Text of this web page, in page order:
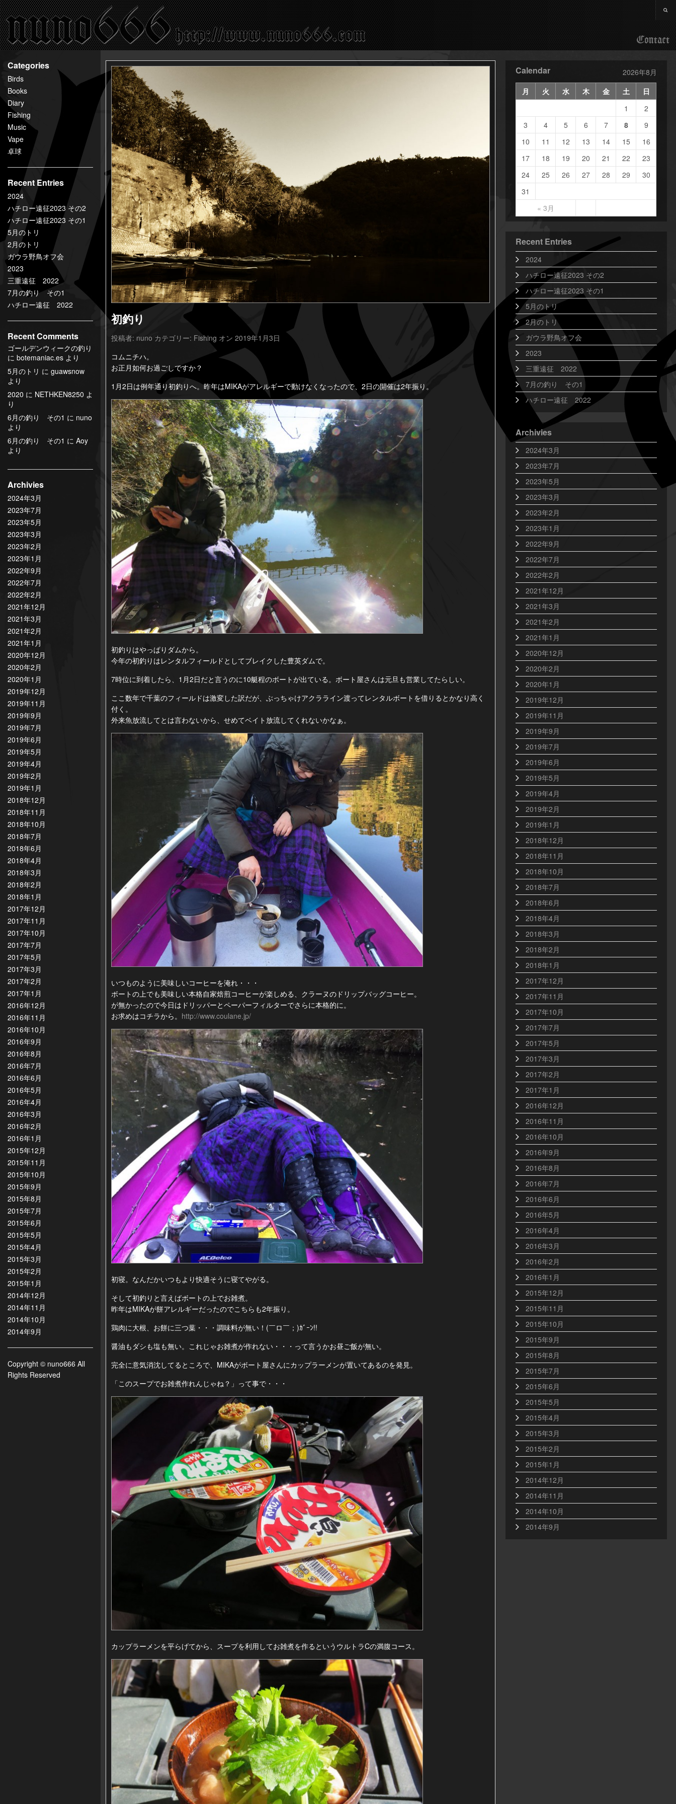
nuno666
百
鬼
夜
行
Categories
Birds
Books
Diary
Fishing
Music
Vape
卓球
Recent Entries
2024
ハチロー遠征2023 その2
ハチロー遠征2023 その1
5月のトリ
2月のトリ
ガウラ野鳥オフ会
2023
三重遠征 2022
7月の釣り その1
ハチロー遠征 2022
Recent Comments
ゴールデンウィークの釣り
に botemaniac.es より
5月のトリ に guawsnow
より
2020 に NETHKEN8250 よ
り
6月の釣り その1 に nuno
より
6月の釣り その1 に Aoy
より
Archivies
2024年3月
2023年7月
2023年5月
2023年3月
2023年2月
2023年1月
2022年9月
2022年7月
2022年2月
2021年12月
2021年3月
2021年2月
2021年1月
2020年12月
2020年2月
2020年1月
2019年12月
2019年11月
2019年9月
2019年7月
2019年6月
2019年5月
2019年4月
2019年2月
2019年1月
2018年12月
2018年11月
2018年10月
2018年7月
2018年6月
2018年4月
2018年3月
2018年2月
2018年1月
2017年12月
2017年11月
2017年10月
2017年7月
2017年5月
2017年3月
2017年2月
2017年1月
2016年12月
2016年11月
2016年10月
2016年9月
2016年8月
2016年7月
2016年6月
2016年5月
2016年4月
2016年3月
2016年2月
2016年1月
2015年12月
2015年11月
2015年10月
2015年9月
2015年8月
2015年7月
2015年6月
2015年5月
2015年4月
2015年3月
2015年2月
2015年1月
2014年12月
2014年11月
2014年10月
2014年9月
Copyright © nuno666 All
Rights Reserved
初釣り
投稿者: nuno カテゴリー: Fishing オン 2019年1月3日
コムニチハ。
お正月如何お過ごしですか？
1月2日は例年通り初釣りへ。昨年はMIKAがアレルギーで動けなくなったので、2日の開催は2年振り。
初釣りはやっぱりダムから。
今年の初釣りはレンタルフィールドとしてブレイクした豊英ダムで。
7時位に到着したら、1月2日だと言うのに10艇程のボートが出ている。ボート屋さんは元旦も営業してたらしい。
ここ数年で千葉のフィールドは激変した訳だが、ぶっちゃけアクラライン渡ってレンタルボートを借りるとかなり高く
付く。
外来魚放流してとは言わないから、せめてベイト放流してくれないかなぁ。
いつものように美味しいコーヒーを淹れ・・・
ボートの上でも美味しい本格自家焙煎コーヒーが楽しめる、クラーヌのドリップバッグコーヒー。
が無かったので今日はドリッパーとペーパーフィルターでさらに本格的に。
お求めはコチラから。 http://www.coulane.jp/
初寝。なんだかいつもより快適そうに寝てやがる。
そして初釣りと言えばボートの上でお雑煮。
昨年はMIKAが餅アレルギーだったのでこちらも2年振り。
鶏肉に大根、お餅に三つ葉・・・調味料が無い！(￣ロ￣；)ｶﾞｰﾝ!!
醤油もダシも塩も無い。これじゃお雑煮が作れない・・・って言うかお昼ご飯が無い。
完全に意気消沈してるところで、MIKAがボート屋さんにカップラーメンが置いてあるのを発見。
「このスープでお雑煮作れんじゃね？」って事で・・・
カップラーメンを平らげてから、スープを利用してお雑煮を作るというウルトラCの満腹コース。
Calendar
2026年8月
月
火 水 木 金 土 日
« 3月
1
2
3
4 5 6 7 8
9
10
11 12 13 14 15
16
17
18 19 20 21 22
23
24
25 26 27 28 29
30
31
Recent Entries
2024
ハチロー遠征2023 その2
ハチロー遠征2023 その1
5月のトリ
2月のトリ
ガウラ野鳥オフ会
2023
三重遠征 2022
7月の釣り その1
ハチロー遠征 2022
Archivies
2024年3月
2023年7月
2023年5月
2023年3月
2023年2月
2023年1月
2022年9月
2022年7月
2022年2月
2021年12月
2021年3月
2021年2月
2021年1月
2020年12月
2020年2月
2020年1月
2019年12月
2019年11月
2019年9月
2019年7月
2019年6月
2019年5月
2019年4月
2019年2月
2019年1月
2018年12月
2018年11月
2018年10月
2018年7月
2018年6月
2018年4月
2018年3月
2018年2月
2018年1月
2017年12月
2017年11月
2017年10月
2017年7月
2017年5月
2017年3月
2017年2月
2017年1月
2016年12月
2016年11月
2016年10月
2016年9月
2016年8月
2016年7月
2016年6月
2016年5月
2016年4月
2016年3月
2016年2月
2016年1月
2015年12月
2015年11月
2015年10月
2015年9月
2015年8月
2015年7月
2015年6月
2015年5月
2015年4月
2015年3月
2015年2月
2015年1月
2014年12月
2014年11月
2014年10月
2014年9月